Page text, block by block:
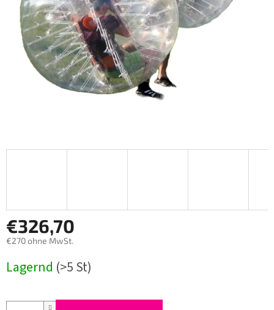
€326,70
€270 ohne MwSt.
Lagernd (>5 St)